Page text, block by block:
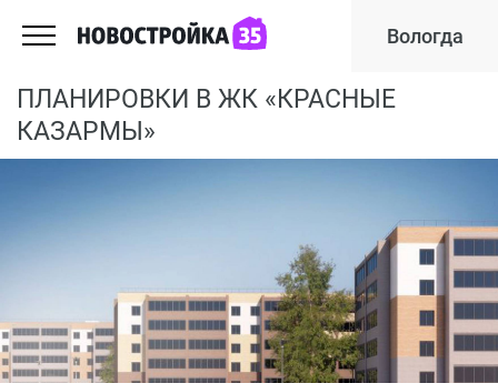
Вологда
ПЛАНИРОВКИ В ЖК «КРАСНЫЕ
КАЗАРМЫ»